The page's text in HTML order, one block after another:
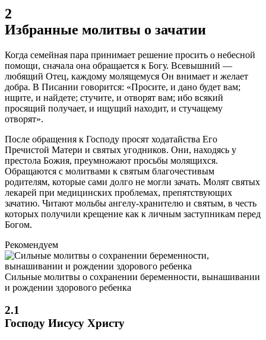
2
Избранные молитвы о зачатии
Когда семейная пара принимает решение просить о небесной
помощи, сначала она обращается к Богу. Всевышний —
любящий Отец, каждому молящемуся Он внимает и желает
добра. В Писании говорится: «Просите, и дано будет вам;
ищите, и найдете; стучите, и отворят вам; ибо всякий
просящий получает, и ищущий находит, и стучащему
отворят».
После обращения к Господу просят ходатайства Его
Пречистой Матери и святых угодников. Они, находясь у
престола Божия, преумножают просьбы молящихся.
Обращаются с молитвами к святым благочестивым
родителям, которые сами долго не могли зачать. Молят святых
лекарей при медицинских проблемах, препятствующих
зачатию. Читают мольбы ангелу-хранителю и святым, в честь
которых получили крещение как к личным заступникам перед
Богом.
Рекомендуем
Сильные молитвы о сохранении беременности, вынашивании
и рождении здорового ребенка
2.1
Господу Иисусу Христу